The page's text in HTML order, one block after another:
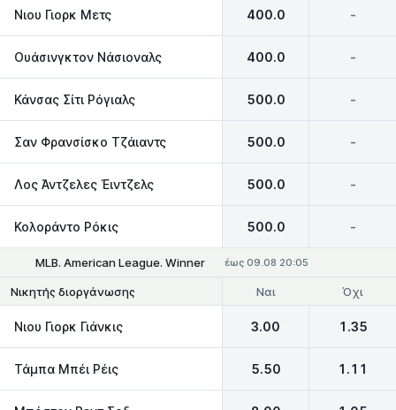
Νιου Γιορκ Μετς 400.0 -
Ουάσινγκτον Νάσιοναλς 400.0 -
Κάνσας Σίτι Ρόγιαλς 500.0 -
Σαν Φρανσίσκο Τζάιαντς 500.0 -
Λος Άντζελες Έιντζελς 500.0 -
Κολοράντο Ρόκις 500.0 -
MLB. American League. Winner έως 09.08 20:05
Νικητής διοργάνωσης Ναι Όχι
Νιου Γιορκ Γιάνκις 3.00 1.35
Τάμπα Μπέι Ρέις 5.50 1.11